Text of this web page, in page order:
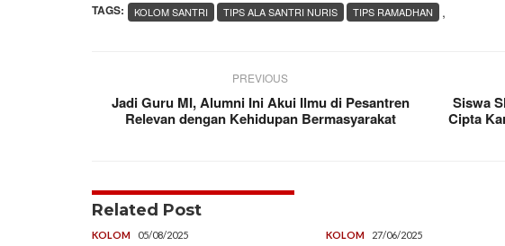
TAGS: ,
KOLOM SANTRI TIPS ALA SANTRI NURIS TIPS RAMADHAN
PREVIOUS
Jadi Guru MI, Alumni Ini Akui Ilmu di Pesantren
Relevan dengan Kehidupan Bermasyarakat
Siswa
Cipta
Related Post
KOLOM 05/08/2025 KOLOM 27/06/2025